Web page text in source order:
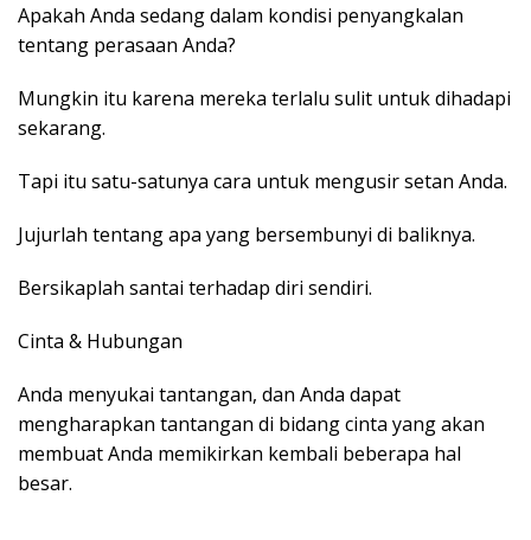
Apakah Anda sedang dalam kondisi penyangkalan
tentang perasaan Anda?
Mungkin itu karena mereka terlalu sulit untuk dihadapi
sekarang.
Tapi itu satu-satunya cara untuk mengusir setan Anda.
Jujurlah tentang apa yang bersembunyi di baliknya.
Bersikaplah santai terhadap diri sendiri.
Cinta & Hubungan
Anda menyukai tantangan, dan Anda dapat
mengharapkan tantangan di bidang cinta yang akan
membuat Anda memikirkan kembali beberapa hal
besar.